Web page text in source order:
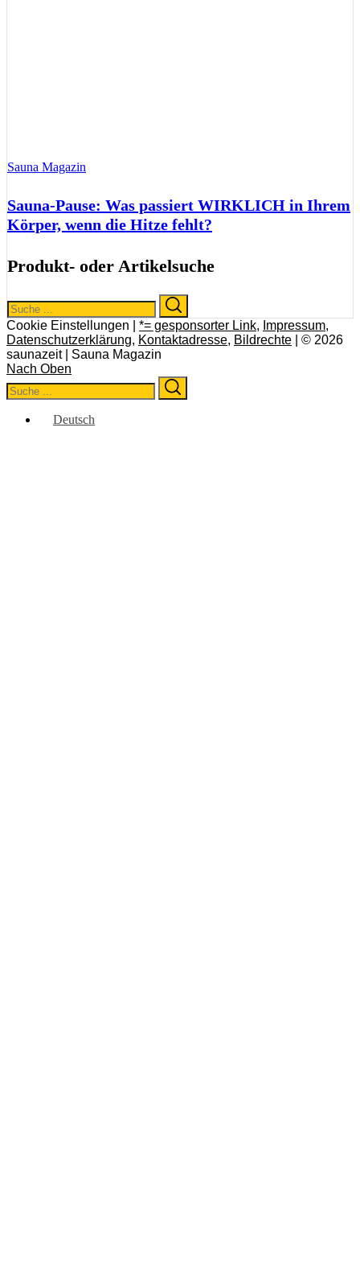
Sauna Magazin
Sauna-Pause: Was passiert WIRKLICH in Ihrem
Körper, wenn die Hitze fehlt?
Produkt- oder Artikelsuche
Search
for:
Cookie Einstellungen | *= gesponsorter Link, Impressum,
Datenschutzerklärung, Kontaktadresse, Bildrechte | © 2026
saunazeit | Sauna Magazin
Nach Oben
Search
for:
Deutsch